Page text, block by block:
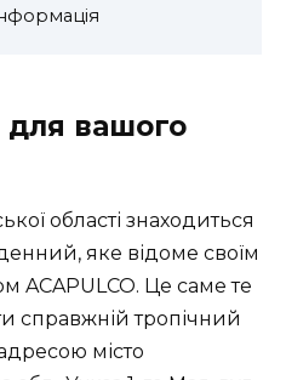
для вашого
області знаходиться
яке відоме своїм
ACAPULCO. Це саме те
справжній тропічний
місто